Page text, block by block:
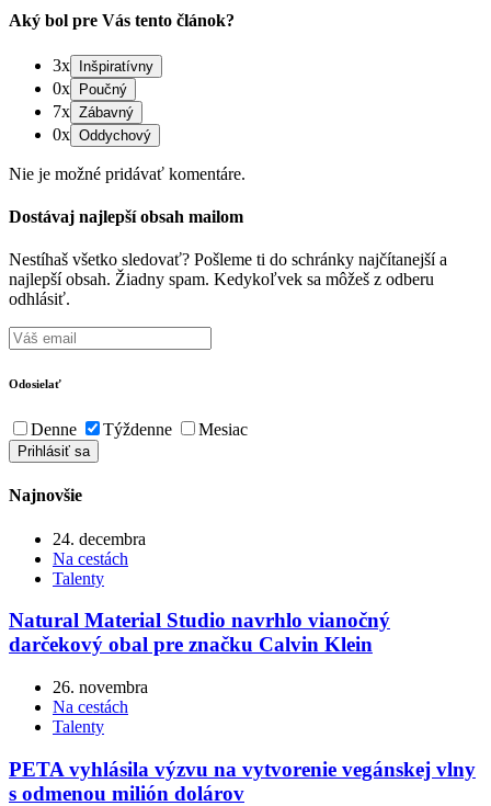
Aký bol pre Vás tento článok?
3x
0x
7x
0x
Nie je možné pridávať komentáre.
Dostávaj najlepší obsah mailom
Nestíhaš všetko sledovať? Pošleme ti do schránky najčítanejší a
najlepší obsah. Žiadny spam. Kedykoľvek sa môžeš z odberu
odhlásiť.
Odosielať
Denne Týždenne Mesiac
Najnovšie
24. decembra
Na cestách
Talenty
Natural Material Studio navrhlo vianočný
darčekový obal pre značku Calvin Klein
26. novembra
Na cestách
Talenty
PETA vyhlásila výzvu na vytvorenie vegánskej vlny
s odmenou milión dolárov